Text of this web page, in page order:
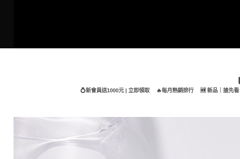
💍新會員送1000元 | 立即領取 🔥每月熱銷排行 🆕 新品｜搶先看